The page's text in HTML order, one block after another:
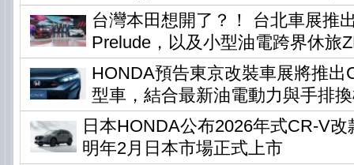
台灣本田想開了？！ 台北車展推
Prelude，以及小型油電跨界休旅
HONDA預告東京改裝車展將推出
型車，結合最新油電動力與手排
日本HONDA公布2026年式CR-V
明年2月日本市場正式上市